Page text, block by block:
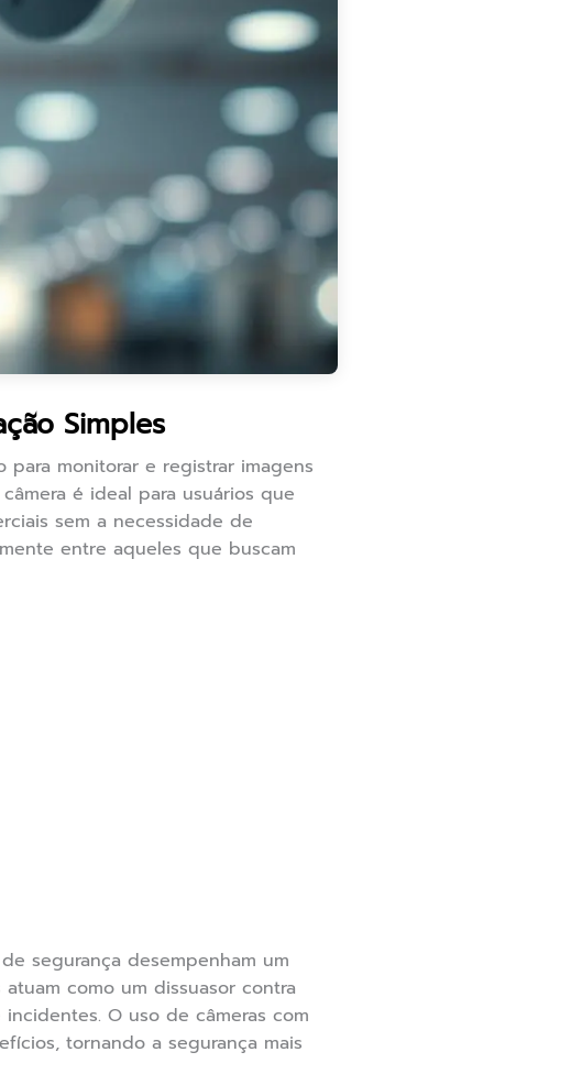
Simples
monitorar e registrar imagens
é ideal para usuários que
sem a necessidade de
entre aqueles que buscam
segurança desempenham um
como um dissuasor contra
O uso de câmeras com
tornando a segurança mais